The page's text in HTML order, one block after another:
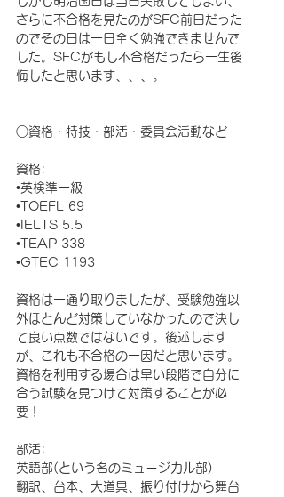
さらに不合格を見たのがSFC前日だった
のでその日は一日全く勉強できませんで
した。SFCがもし不合格だったら一生後
悔したと思います、、、。
○資格・特技・部活・委員会活動など
資格:
•英検準一級
•TOEFL 69
•IELTS 5.5
•TEAP 338
•GTEC 1193
資格は一通り取りましたが、受験勉強以
外ほとんど対策していなかったので決し
て良い点数ではないです。後述します
が、これも不合格の一因だと思います。
資格を利用する場合は早い段階で自分に
合う試験を見つけて対策することが必
要！
部活:
英語部(という名のミュージカル部)
翻訳、台本、大道具、振り付けから舞台